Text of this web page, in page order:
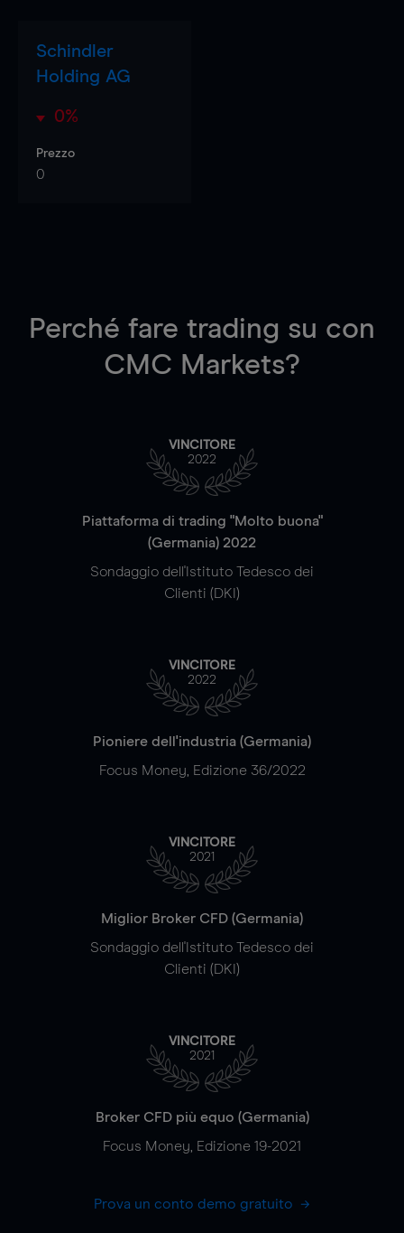
Schindler
Holding AG
0%
Prezzo
0
Perché fare trading su con
CMC Markets?
VINCITORE
2022
Piattaforma di trading "Molto buona"
(Germania) 2022
Sondaggio dell'Istituto Tedesco dei
Clienti (DKI)
VINCITORE
2022
Pioniere dell'industria (Germania)
Focus Money, Edizione 36/2022
VINCITORE
2021
Miglior Broker CFD (Germania)
Sondaggio dell'Istituto Tedesco dei
Clienti (DKI)
VINCITORE
2021
Broker CFD più equo (Germania)
Focus Money, Edizione 19-2021
Prova un conto demo gratuito